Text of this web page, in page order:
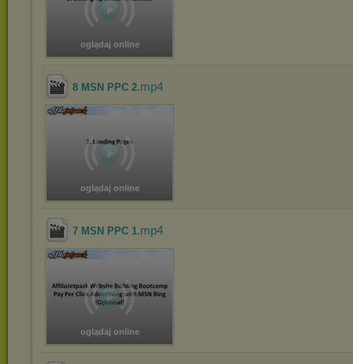
oglądaj online
8 MSN PPC 2.mp4
oglądaj online
7 MSN PPC 1.mp4
oglądaj online